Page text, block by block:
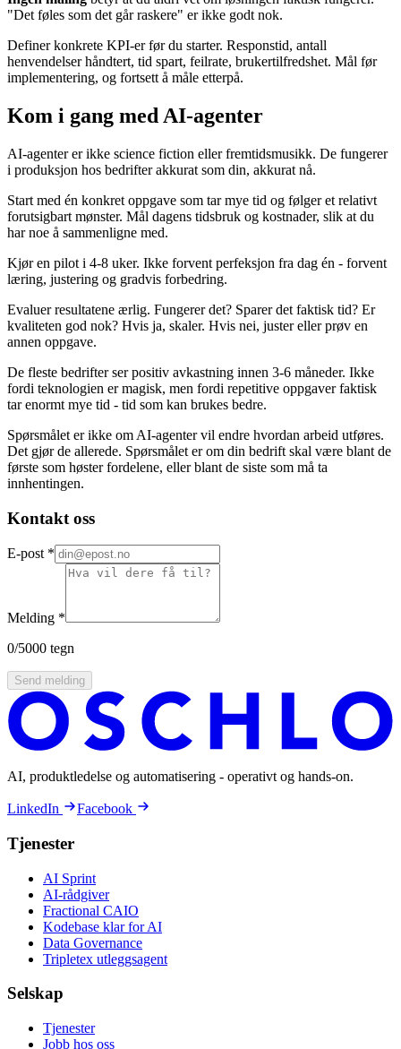
"Det føles som det går raskere" er ikke godt nok.
Definer konkrete KPI-er før du starter. Responstid, antall
henvendelser håndtert, tid spart, feilrate, brukertilfredshet. Mål før
implementering, og fortsett å måle etterpå.
Kom i gang med AI-agenter
AI-agenter er ikke science fiction eller fremtidsmusikk. De fungerer
i produksjon hos bedrifter akkurat som din, akkurat nå.
Start med én konkret oppgave som tar mye tid og følger et relativt
forutsigbart mønster. Mål dagens tidsbruk og kostnader, slik at du
har noe å sammenligne med.
Kjør en pilot i 4-8 uker. Ikke forvent perfeksjon fra dag én - forvent
læring, justering og gradvis forbedring.
Evaluer resultatene ærlig. Fungerer det? Sparer det faktisk tid? Er
kvaliteten god nok? Hvis ja, skaler. Hvis nei, juster eller prøv en
annen oppgave.
De fleste bedrifter ser positiv avkastning innen 3-6 måneder. Ikke
fordi teknologien er magisk, men fordi repetitive oppgaver faktisk
tar enormt mye tid - tid som kan brukes bedre.
Spørsmålet er ikke om AI-agenter vil endre hvordan arbeid utføres.
Det gjør de allerede. Spørsmålet er om din bedrift skal være blant de
første som høster fordelene, eller blant de siste som må ta
innhentingen.
Kontakt oss
E-post *
Melding *
0/5000 tegn
Send melding
AI, produktledelse og automatisering - operativt og hands-on.
LinkedIn Facebook
Tjenester
AI Sprint
AI-rådgiver
Fractional CAIO
Kodebase klar for AI
Data Governance
Tripletex utleggsagent
Selskap
Tjenester
Jobb hos oss